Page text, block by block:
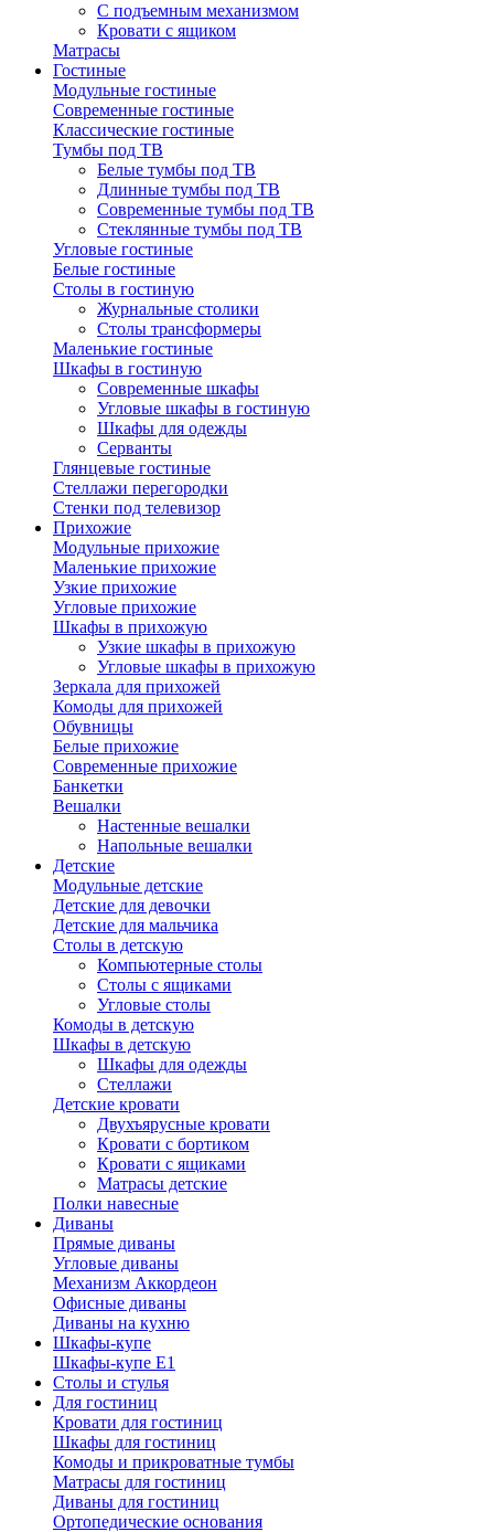
С подъемным механизмом
Кровати с ящиком
Матрасы
Гостиные
Модульные гостиные
Современные гостиные
Классические гостиные
Тумбы под ТВ
Белые тумбы под ТВ
Длинные тумбы под ТВ
Современные тумбы под ТВ
Стеклянные тумбы под ТВ
Угловые гостиные
Белые гостиные
Столы в гостиную
Журнальные столики
Столы трансформеры
Маленькие гостиные
Шкафы в гостиную
Современные шкафы
Угловые шкафы в гостиную
Шкафы для одежды
Серванты
Глянцевые гостиные
Стеллажи перегородки
Стенки под телевизор
Прихожие
Модульные прихожие
Маленькие прихожие
Узкие прихожие
Угловые прихожие
Шкафы в прихожую
Узкие шкафы в прихожую
Угловые шкафы в прихожую
Зеркала для прихожей
Комоды для прихожей
Обувницы
Белые прихожие
Современные прихожие
Банкетки
Вешалки
Настенные вешалки
Напольные вешалки
Детские
Модульные детские
Детские для девочки
Детские для мальчика
Столы в детскую
Компьютерные столы
Столы с ящиками
Угловые столы
Комоды в детскую
Шкафы в детскую
Шкафы для одежды
Стеллажи
Детские кровати
Двухъярусные кровати
Кровати с бортиком
Кровати с ящиками
Матрасы детские
Полки навесные
Диваны
Прямые диваны
Угловые диваны
Механизм Аккордеон
Офисные диваны
Диваны на кухню
Шкафы-купе
Шкафы-купе Е1
Столы и стулья
Для гостиниц
Кровати для гостиниц
Шкафы для гостиниц
Комоды и прикроватные тумбы
Матрасы для гостиниц
Диваны для гостиниц
Ортопедические основания